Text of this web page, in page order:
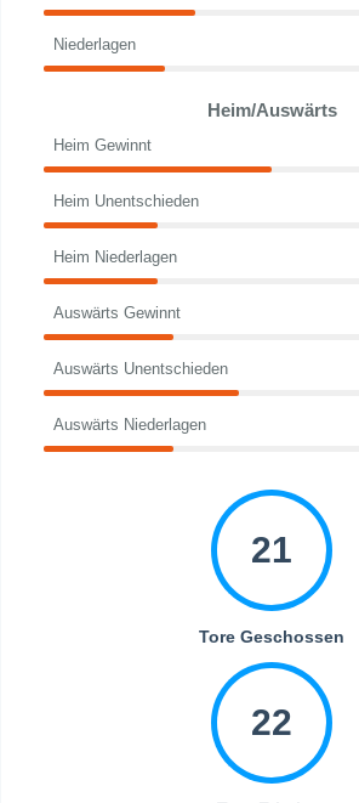
Niederlagen
Heim/Auswärts
Heim Gewinnt
Heim Unentschieden
Heim Niederlagen
Auswärts Gewinnt
Auswärts Unentschieden
Auswärts Niederlagen
21
Tore Geschossen
22